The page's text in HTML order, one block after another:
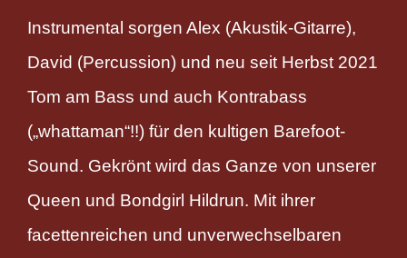
Instrumental sorgen Alex (Akustik-Gitarre),
David (Percussion) und neu seit Herbst 2021
Tom am Bass und auch Kontrabass
(„whattaman“!!) für den kultigen Barefoot-
Sound. Gekrönt wird das Ganze von unserer
Queen und Bondgirl Hildrun. Mit ihrer
facettenreichen und unverwechselbaren